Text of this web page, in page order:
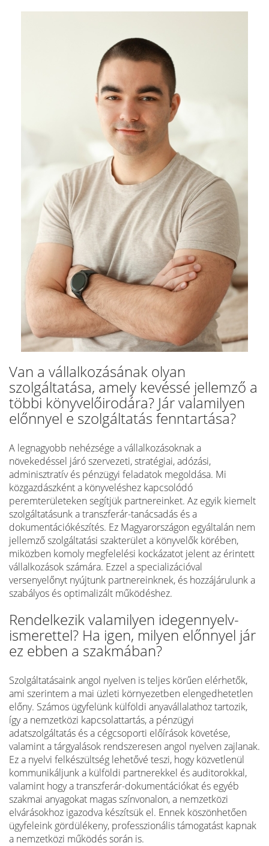
Van a vállalkozásának olyan
szolgáltatása, amely kevéssé jellemző a
többi könyvelőirodára? Jár valamilyen
előnnyel e szolgáltatás fenntartása?
A legnagyobb nehézsége a vállalkozásoknak a
növekedéssel járó szervezeti, stratégiai, adózási,
adminisztratív és pénzügyi feladatok megoldása. Mi
közgazdászként a könyveléshez kapcsolódó
peremterületeken segítjük partnereinket. Az egyik kiemelt
szolgáltatásunk a transzferár-tanácsadás és a
dokumentációkészítés. Ez Magyarországon egyáltalán nem
jellemző szolgáltatási szakterület a könyvelők körében,
miközben komoly megfelelési kockázatot jelent az érintett
vállalkozások számára. Ezzel a specializációval
versenyelőnyt nyújtunk partnereinknek, és hozzájárulunk a
szabályos és optimalizált működéshez.
Rendelkezik valamilyen idegennyelv-
ismerettel? Ha igen, milyen előnnyel jár
ez ebben a szakmában?
Szolgáltatásaink angol nyelven is teljes körűen elérhetők,
ami szerintem a mai üzleti környezetben elengedhetetlen
előny. Számos ügyfelünk külföldi anyavállalathoz tartozik,
így a nemzetközi kapcsolattartás, a pénzügyi
adatszolgáltatás és a cégcsoporti előírások követése,
valamint a tárgyalások rendszeresen angol nyelven zajlanak.
Ez a nyelvi felkészültség lehetővé teszi, hogy közvetlenül
kommunikáljunk a külföldi partnerekkel és auditorokkal,
valamint hogy a transzferár-dokumentációkat és egyéb
szakmai anyagokat magas színvonalon, a nemzetközi
elvárásokhoz igazodva készítsük el. Ennek köszönhetően
ügyfeleink gördülékeny, professzionális támogatást kapnak
a nemzetközi működés során is.